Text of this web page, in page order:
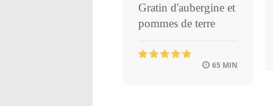
Gratin d'aubergine et
pommes de terre
65 MIN